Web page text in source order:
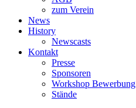
zum Verein
News
History
Newscasts
Kontakt
Presse
Sponsoren
Workshop Bewerbung
Stände